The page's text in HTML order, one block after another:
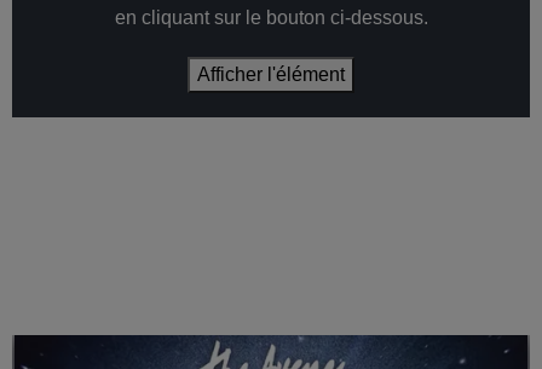
en cliquant sur le bouton ci-dessous.
Afficher l'élément